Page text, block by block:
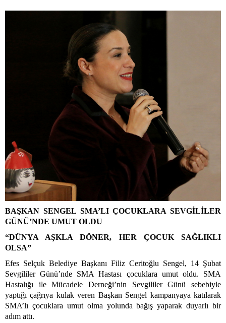
BAŞKAN SENGEL SMA’LI ÇOCUKLARA SEVGİLİLER
GÜNÜ’NDE UMUT OLDU
“DÜNYA AŞKLA DÖNER, HER ÇOCUK SAĞLIKLI
OLSA”
Efes Selçuk Belediye Başkanı Filiz Ceritoğlu Sengel, 14 Şubat
Sevgililer Günü’nde SMA Hastası çocuklara umut oldu. SMA
Hastalığı ile Mücadele Derneği’nin Sevgililer Günü sebebiyle
yaptığı çağrıya kulak veren Başkan Sengel kampanyaya katılarak
SMA’lı çocuklara umut olma yolunda bağış yaparak duyarlı bir
adım attı.